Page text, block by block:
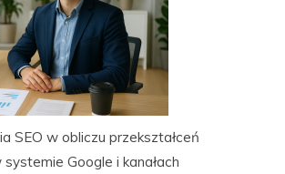
SEO w obliczu przekształceń
Google i kanałach